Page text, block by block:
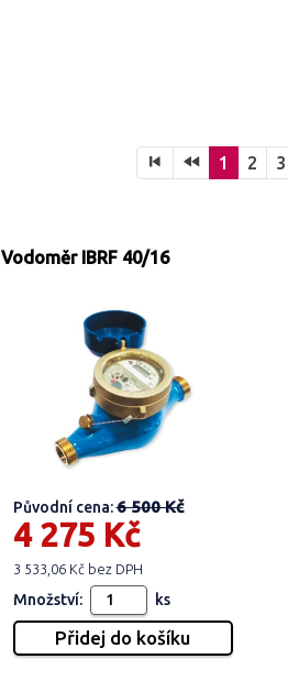
1 2 3
Vodoměr IBRF 40/16
Původní cena:6 500 Kč
4 275 Kč
3 533,06 Kč bez DPH
Množství: ks